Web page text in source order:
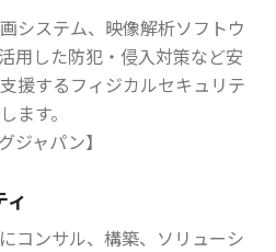
システム、映像解析ソフトウ
用した防犯・侵入対策など安
援するフィジカルセキュリテ
ます。
ジャパン】
コンサル、構築、ソリューシ